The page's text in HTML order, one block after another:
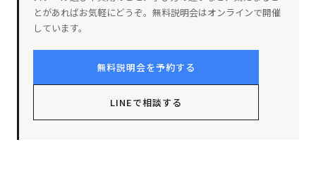
とがあればお気軽にどうぞ。無料説明会はオンラインで開催
しています。
無料説明会を予約する
LINEで相談する